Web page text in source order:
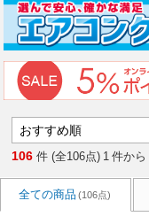
106 件 (全106点) 1 件から
全ての商品 (106点)